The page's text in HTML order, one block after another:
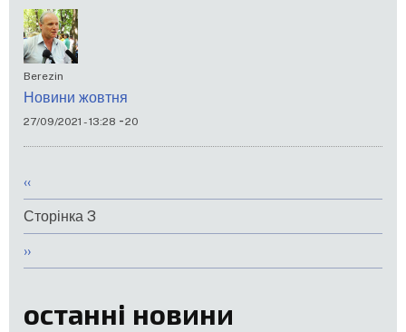
Berezin
Новини жовтня
27/09/2021 - 13:28 -20
Розбивка
на
сторінки
Попередня
сторінка
‹‹
Сторінка 3
Наступна
сторінка
››
останні новини